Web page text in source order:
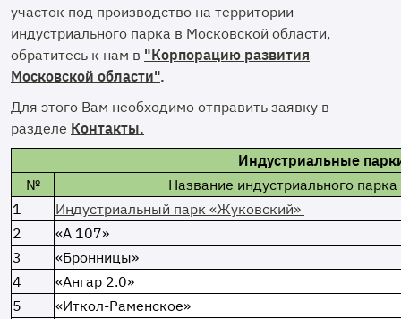
участок под производство на территории
индустриального парка в Московской области,
обратитесь к нам в "Корпорацию развития
Московской области".
Для этого Вам необходимо отправить заявку в
разделе Контакты.
Индустриальные
№
Название индустриального парка
1
Индустриальный парк «Жуковский»
2
«А 107»
3
«Бронницы»
4
«Ангар 2.0»
5
«Иткол-Раменское»